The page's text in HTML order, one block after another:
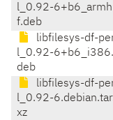
l_0.92-6+b6_armh
f.deb
libfilesys-df-
l_0.92-6+b6_i386.
deb
libfilesys-df-
l_0.92-
xz